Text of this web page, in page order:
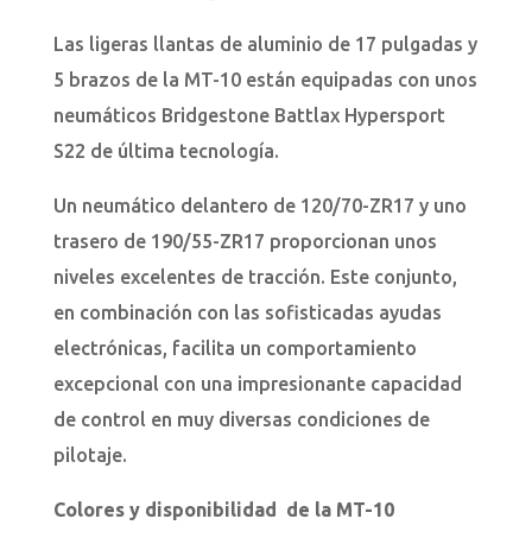
Las ligeras llantas de aluminio de 17 pulgadas y
5 brazos de la MT-10 están equipadas con unos
neumáticos Bridgestone Battlax Hypersport
S22 de última tecnología.
Un neumático delantero de 120/70-ZR17 y uno
trasero de 190/55-ZR17 proporcionan unos
niveles excelentes de tracción. Este conjunto,
en combinación con las sofisticadas ayudas
electrónicas, facilita un comportamiento
excepcional con una impresionante capacidad
de control en muy diversas condiciones de
pilotaje.
Colores y disponibilidad de la MT-10